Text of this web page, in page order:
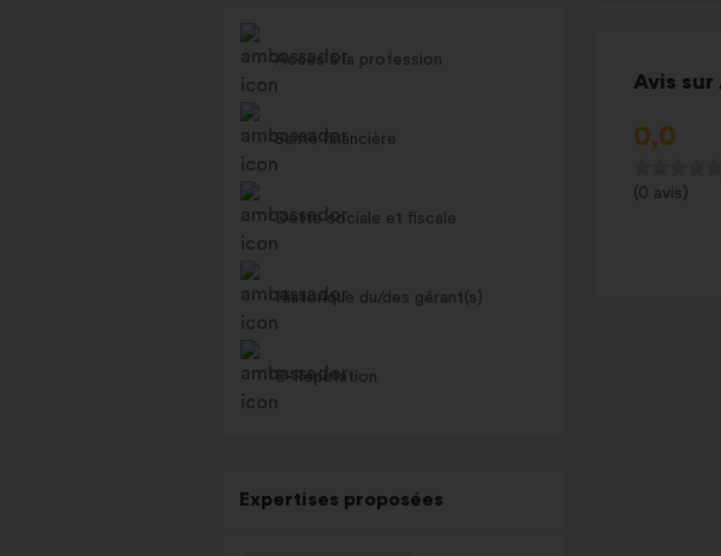
Accès à la profession
Santé financière
Dette sociale et fiscale
Historique du/des gérant(s)
E-Réputation
Expertises proposées
Avis sur
0,0
(0 avis)